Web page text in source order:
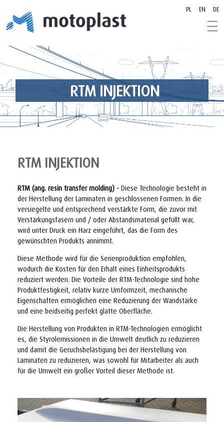
PL EN DE
RTM INJEKTION
RTM INJEKTION
RTM (ang. resin transfer molding) - Diese Technologie besteht in
der Herstellung der Laminaten in geschlossenen Formen. In die
versiegelte und entsprechend verstärkte Form, die zuvor mit
Verstärkungsfasern und / oder Abstandsmaterial gefüllt war,
wird unter Druck ein Harz eingeführt, das die Form des
gewünschten Produkts annimmt.
Diese Methode wird für die Serienproduktion empfohlen,
wodurch die Kosten für den Erhalt eines Einheitsprodukts
reduziert werden. Die Vorteile der RTM-Technologie sind hohe
Produktfestigkeit, relativ kurze Umformzeit, mechanische
Eigenschaften ermöglichen eine Reduzierung der Wandstärke
und eine beidseitig perfekt glatte Oberfläche.
Die Herstellung von Produkten in RTM-Technologien ermöglicht
es, die Styrolemissionen in die Umwelt deutlich zu reduzieren
und damit die Geruchsbelästigung bei der Herstellung von
Laminaten zu reduzieren, was sowohl für Mitarbeiter als auch
für die Umwelt ein großer Vorteil dieser Methode ist.